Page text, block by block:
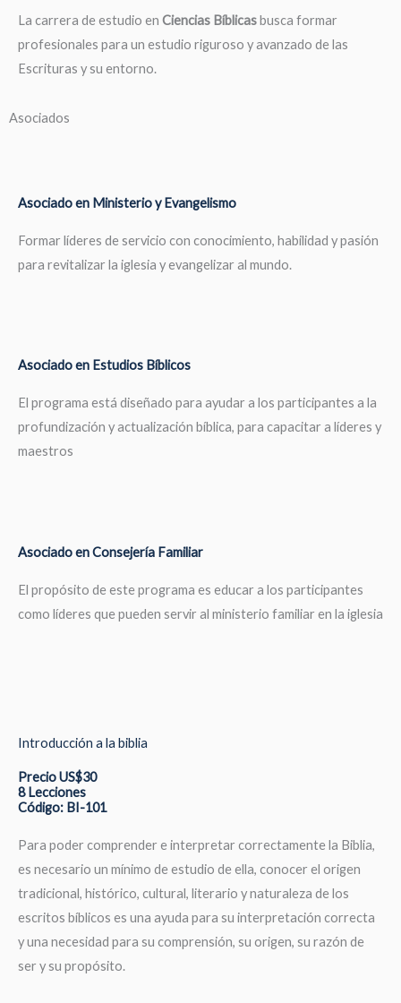
La carrera de estudio en Ciencias Bíblicasbusca formar
profesionales para un estudio riguroso y avanzado de las
Escrituras y su entorno.
Asociados
Asociado en Ministerio y Evangelismo
Formar líderes de servicio con conocimiento, habilidad y pasión
para revitalizar la iglesia y evangelizar al mundo.
Asociado en Estudios Bíblicos
El programa está diseñado para ayudar a los participantes a la
profundización y actualización bíblica, para capacitar a líderes y
maestros
Asociado en Consejería Familiar
El propósito de este programa es educar a los participantes
como líderes que pueden servir al ministerio familiar en la iglesia
Introducción a la biblia
Precio US$30
8 Lecciones
Código: BI-101
Para poder comprender e interpretar correctamente la Biblia,
es necesario un mínimo de estudio de ella, conocer el origen
tradicional, histórico, cultural, literario y naturaleza de los
escritos bíblicos es una ayuda para su interpretación correcta
y una necesidad para su comprensión, su origen, su razón de
ser y su propósito.